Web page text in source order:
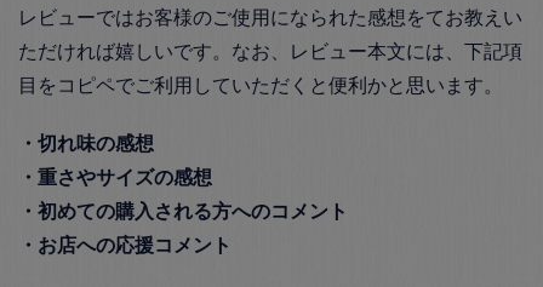
レビューではお客様のご使用になられた感想をてお教えい
ただければ嬉しいです。なお、レビュー本文には、下記項
目をコピペでご利用していただくと便利かと思います。
・切れ味の感想
・重さやサイズの感想
・初めての購入される方へのコメント
・お店への応援コメント